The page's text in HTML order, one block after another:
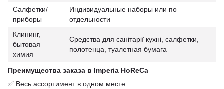
Салфетки/
приборы
Индивидуальные наборы или по
отдельности
Клининг,
бытовая
химия
Средства для санітарії кухні, салфетки,
полотенца, туалетная бумага
Преимущества заказа в Imperia HoReCa
✅ Весь ассортимент в одном месте